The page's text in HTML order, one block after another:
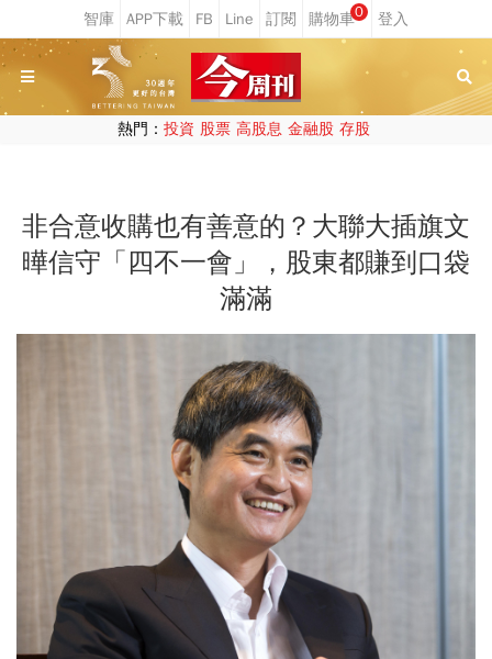
0
熱門： 投資 股票 高股息 金融股 存股
非合意收購也有善意的？大聯大插旗文
曄信守「四不一會」，股東都賺到口袋
滿滿